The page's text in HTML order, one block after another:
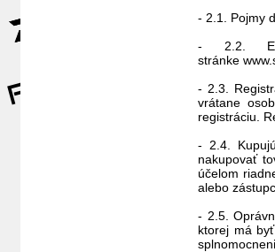
- 2.1. Pojmy
- 2.2. E-
stránke
- 2.3.
vrátane
registráciu.
- 2.4.
nakupovať
účelom
alebo
- 2.5.
ktorej má